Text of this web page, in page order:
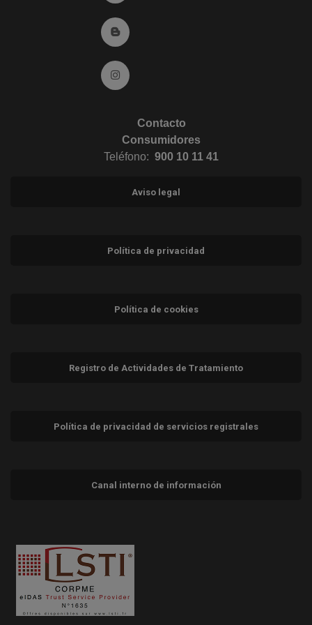
Ir al Blog (abre en ventana nueva)
Ir a Instagram (abre en ventana nueva)
Contacto
Consumidores
Teléfono: 900 10 11 41
Aviso legal
Política de privacidad
Política de cookies
Registro de Actividades de Tratamiento
Política de privacidad de servicios registrales
Canal interno de información